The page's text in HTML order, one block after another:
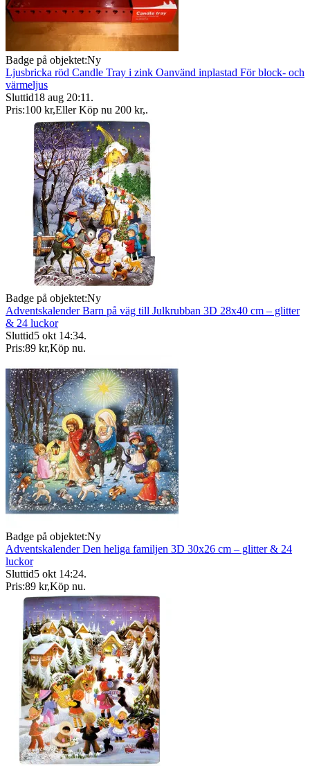
Badge på objektet:Ny
Ljusbricka röd Candle Tray i zink Oanvänd inplastad För block- och
värmeljus
Sluttid18 aug 20:11 .
Pris:100 kr,Eller Köp nu 200 kr,.
Badge på objektet:Ny
Adventskalender Barn på väg till Julkrubban 3D 28x40 cm – glitter
& 24 luckor
Sluttid5 okt 14:34.
Pris:89 kr,Köp nu.
Badge på objektet:Ny
Adventskalender Den heliga familjen 3D 30x26 cm – glitter & 24
luckor
Sluttid5 okt 14:24.
Pris:89 kr,Köp nu.